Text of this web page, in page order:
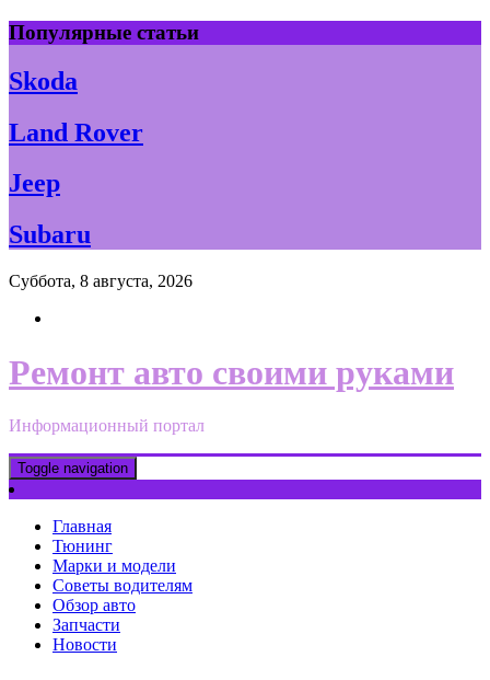
Skip
to
content
Популярные статьи
Skoda
Land Rover
Jeep
Subaru
Суббота, 8 августа, 2026
Ремонт авто своими руками
Информационный портал
Toggle navigation
Главная
Тюнинг
Марки и модели
Советы водителям
Обзор авто
Запчасти
Новости